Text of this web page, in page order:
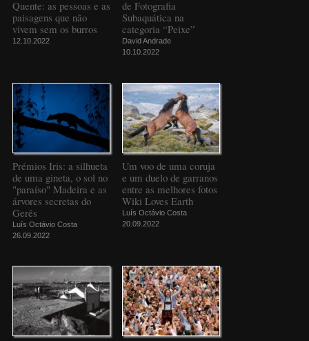
Quente: as pessoas e as
paisagens que não
vivem sem os burros
12.10.2022
de Fotografia
Subaquática na
categoria “Peixe”
David Andrade
10.10.2022
Prémios Iris: a silhueta
de uma gineta, o sol no
"paraíso" Madeira e as
árvores secretas do
Gerês
Luís Octávio Costa
26.09.2022
Um voo de uma coruja
e um duelo de garranos
entre as melhores fotos
Wiki Loves Earth
Luís Octávio Costa
20.09.2022